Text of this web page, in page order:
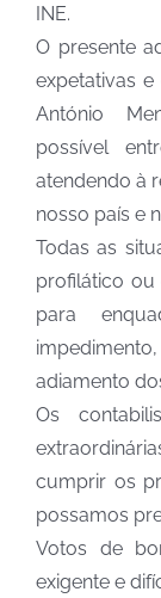
INE.
O presente
expetativas
António
possível
atendendo à
nosso país e
Todas as
profilático ou
para
adiamento
Os
cumprir os
possamos
Votos de
exigente e